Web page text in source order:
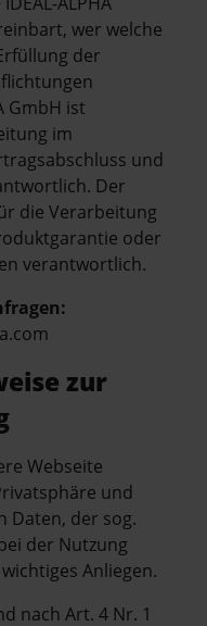
wer welche
der
GmbH ist
im
und
Der
die Verarbeitung
oder
verantwortlich.
zur
Webseite
und
Daten, der sog.
der Nutzung
Anliegen.
nach Art. 4 Nr. 1